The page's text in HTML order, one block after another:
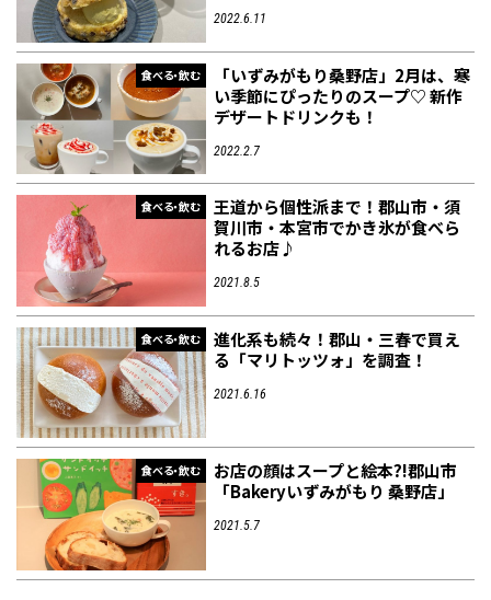
2022.6.11
食べる・飲む
「いずみがもり桑野店」2月は、寒
い季節にぴったりのスープ♡ 新作
デザートドリンクも！
2022.2.7
食べる・飲む
王道から個性派まで！郡山市・須
賀川市・本宮市でかき氷が食べら
れるお店♪
2021.8.5
食べる・飲む
進化系も続々！郡山・三春で買え
る「マリトッツォ」を調査！
2021.6.16
食べる・飲む
お店の顔はスープと絵本?!郡山市
「Bakeryいずみがもり 桑野店」
2021.5.7